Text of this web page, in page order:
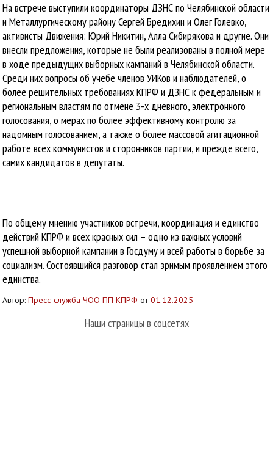
На встрече выступили координаторы ДЗНС по Челябинской области
и Металлургическому району Сергей Бредихин и Олег Голевко,
активисты Движения: Юрий Никитин, Алла Сибирякова и другие. Они
внесли предложения, которые не были реализованы в полной мере
в ходе предыдущих выборных кампаний в Челябинской области.
Среди них вопросы об учебе членов УИКов и наблюдателей, о
более решительных требованиях КПРФ и ДЗНС к федеральным и
региональным властям по отмене 3-х дневного, электронного
голосования, о мерах по более эффективному контролю за
надомным голосованием, а также о более массовой агитационной
работе всех коммунистов и сторонников партии, и прежде всего,
самих кандидатов в депутаты.
По общему мнению участников встречи, координация и единство
действий КПРФ и всех красных сил – одно из важных условий
успешной выборной кампании в Госдуму и всей работы в борьбе за
социализм. Состоявшийся разговор стал зримым проявлением этого
единства.
Автор:Пресс-служба ЧОО ПП КПРФ от01.12.2025
Наши страницы в соцсетях